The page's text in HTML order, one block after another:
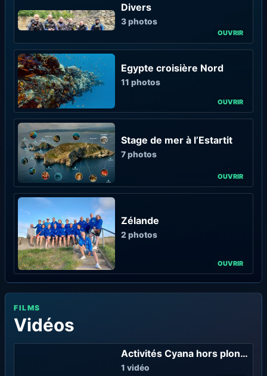
Divers
3 photos
Egypte croisière Nord
11 photos
Stage de mer à l’Estartit
7 photos
Zélande
2 photos
FILMS
Vidéos
Activités Cyana hors plongée
1 vidéo